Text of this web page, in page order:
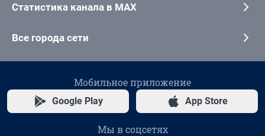
Статистика канала в MAX
Все города сети
Мобильное приложение
Google Play App Store
Мы в соцсетях